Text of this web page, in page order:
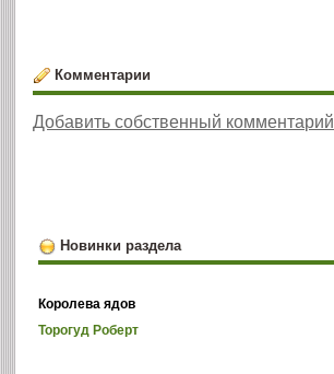
Комментарии
Добавить собственный комментарий
Новинки раздела
Королева ядов
Торогуд Роберт